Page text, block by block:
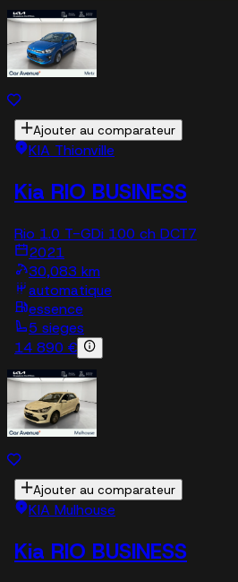
Ajouter au comparateur
KIA Thionville
Kia RIO BUSINESS
Rio 1.0 T-GDi 100 ch DCT7
2021
30,083 km
automatique
essence
5 sieges
14 890 €
Ajouter au comparateur
KIA Mulhouse
Kia RIO BUSINESS